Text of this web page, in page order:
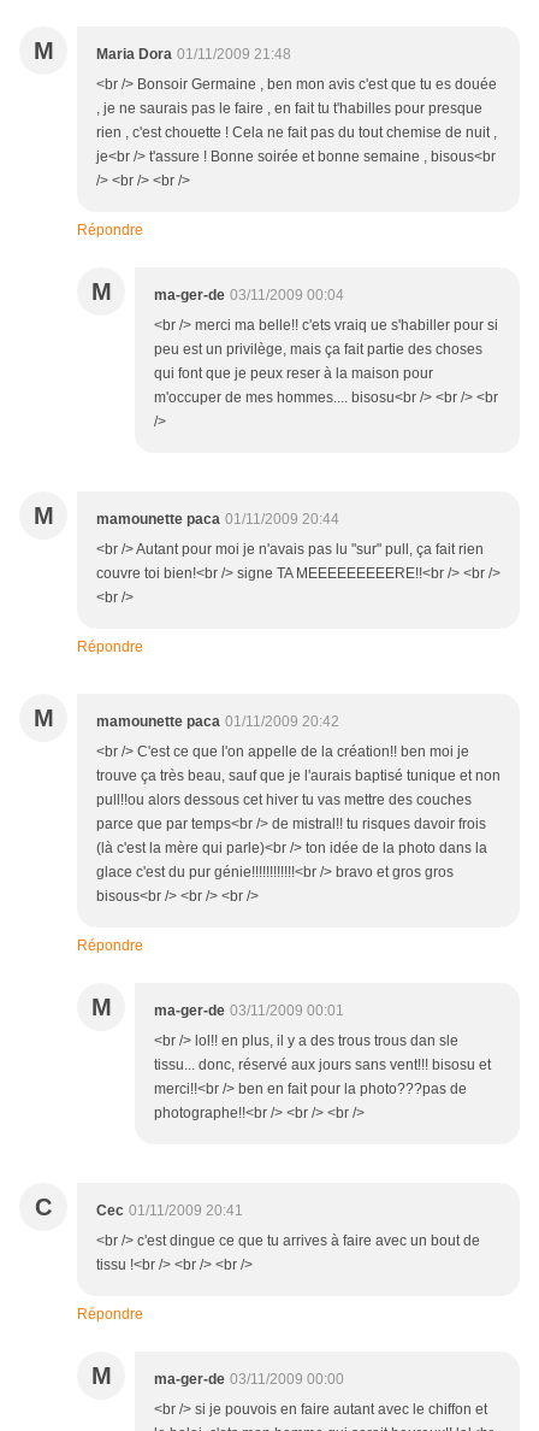
M Maria Dora 01/11/2009 21:48
<br /> Bonsoir Germaine , ben mon avis c'est que tu es douée
, je ne saurais pas le faire , en fait tu t'habilles pour presque
rien , c'est chouette ! Cela ne fait pas du tout chemise de nuit ,
je<br /> t'assure ! Bonne soirée et bonne semaine , bisous<br
/> <br /> <br />
Répondre
M ma-ger-de 03/11/2009 00:04
<br /> merci ma belle!! c'ets vraiq ue s'habiller pour si
peu est un privilège, mais ça fait partie des choses
qui font que je peux reser à la maison pour
m'occuper de mes hommes.... bisosu<br /> <br /> <br
/>
M mamounette paca 01/11/2009 20:44
<br /> Autant pour moi je n'avais pas lu "sur" pull, ça fait rien
couvre toi bien!<br /> signe TA MEEEEEEEEERE!!<br /> <br />
<br />
Répondre
M mamounette paca 01/11/2009 20:42
<br /> C'est ce que l'on appelle de la création!! ben moi je
trouve ça très beau, sauf que je l'aurais baptisé tunique et non
pull!!ou alors dessous cet hiver tu vas mettre des couches
parce que par temps<br /> de mistral!! tu risques davoir frois
(là c'est la mère qui parle)<br /> ton idée de la photo dans la
glace c'est du pur génie!!!!!!!!!!!!<br /> bravo et gros gros
bisous<br /> <br /> <br />
Répondre
M ma-ger-de 03/11/2009 00:01
<br /> lol!! en plus, il y a des trous trous dan sle
tissu... donc, réservé aux jours sans vent!!! bisosu et
merci!!<br /> ben en fait pour la photo???pas de
photographe!!<br /> <br /> <br />
C Cec 01/11/2009 20:41
<br /> c'est dingue ce que tu arrives à faire avec un bout de
tissu !<br /> <br /> <br />
Répondre
M ma-ger-de 03/11/2009 00:00
<br /> si je pouvois en faire autant avec le chiffon et